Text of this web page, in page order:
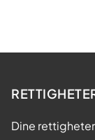
Dine rettigheter